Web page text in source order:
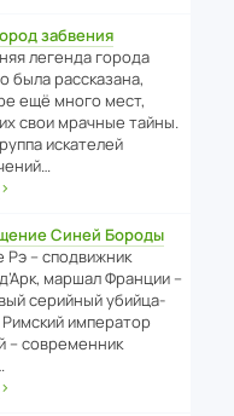
забвения
легенда города
была расска­зана,
ещё много мест,
свои мрачные тайны.
иска­телей
›
Синей Бороды
Рэ – спод­ви­жник
маршал Франции –
серийный убийца-
Римский импе­ратор
– совре­менник
›